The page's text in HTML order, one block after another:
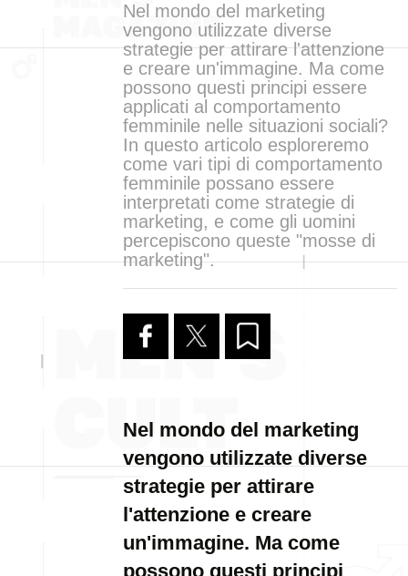
Nel mondo del marketing
vengono utilizzate diverse
strategie per attirare l'attenzione
e creare un'immagine. Ma come
possono questi principi essere
applicati al comportamento
femminile nelle situazioni sociali?
In questo articolo esploreremo
come vari tipi di comportamento
femminile possano essere
interpretati come strategie di
marketing, e come gli uomini
percepiscono queste "mosse di
marketing".
Nel mondo del marketing
vengono utilizzate diverse
strategie per attirare
l'attenzione e creare
un'immagine. Ma come
possono questi principi